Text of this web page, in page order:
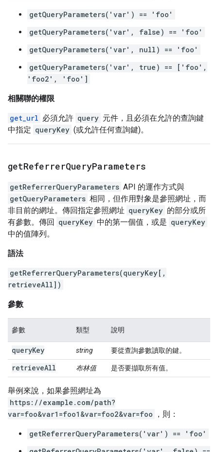
getQueryParameters('var') == 'foo'
getQueryParameters('var', false) == 'foo'
getQueryParameters('var', null) == 'foo'
getQueryParameters('var', true) == ['foo',
'foo2', 'foo']
相關聯的權限
get_url 必須允許 query 元件，且必須在允許的查詢鍵
中指定 queryKey (或允許任何查詢鍵)。
getReferrerQueryParameters
getReferrerQueryParameters API 的運作方式與
getQueryParameters 相同，但作用對象是參照網址，而
非目前的網址。傳回指定參照網址 queryKey 的部分或所
有參數。傳回 queryKey 中的第一個值，或是 queryKey
中的值陣列。
語法
getReferrerQueryParameters(queryKey[,
retrieveAll])
參數
參數 類型 說明
queryKey string 要從查詢參數讀取的鍵。
retrieveAll 布林值 是否要擷取所有值。
舉例來說，如果參照網址為
https://example.com/path?
var=foo&var1=foo1&var=foo2&var=foo
，則：
getReferrerQueryParameters('var') == 'foo'